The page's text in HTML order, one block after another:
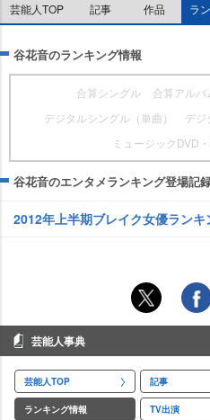
芸能人TOP 記事 作品 ラ
谷花音のランキング情報
合算シングル 合算アルバ
デジタルシングル（単曲）
デジ
ミュージックDVD
谷花音のエンタメランキング登場記
2012年上半期ブレイク女優ランキ
芸能人事典
芸能人TOP 記事
ランキング情報 TV出演